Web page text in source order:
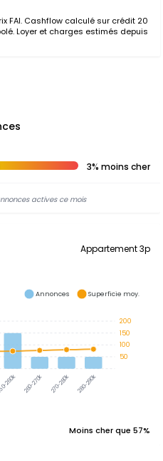
FAI. Cashflow calculé sur crédit 20
Loyer et charges estimés depuis
3% moins cher
actives ce mois
Appartement 3p
260k 260-270k 270-280k 280-290k
200
150
100
50
Annonces Superficie moy.
Moins cher que 57%